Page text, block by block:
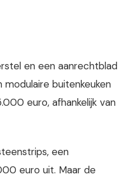
en een aanrechtblad
buitenkeuken
euro, afhankelijk van
een
euro uit. Maar de